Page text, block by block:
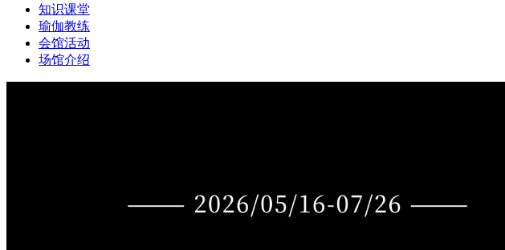
知识课堂
瑜伽教练
会馆活动
场馆介绍